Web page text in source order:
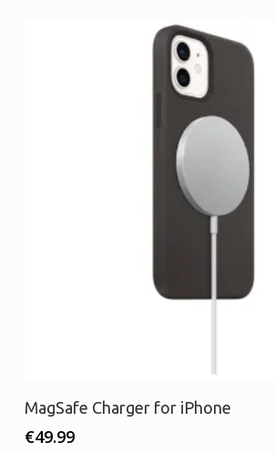
Προσθήκη στο καλάθι
MagSafe Charger for iPhone
€49.99